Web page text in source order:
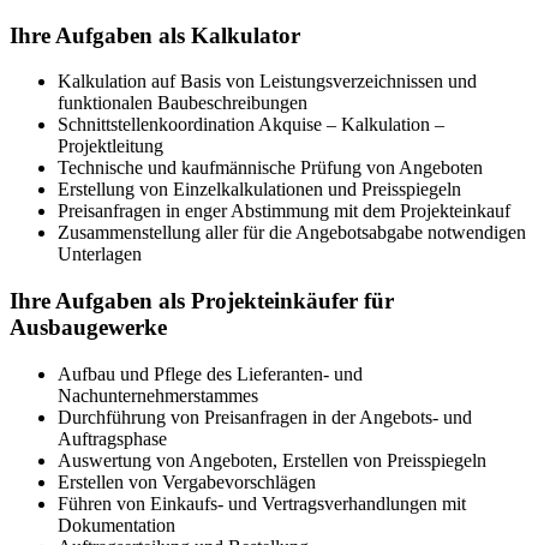
Ihre Aufgaben als Kalkulator
Kalkulation auf Basis von Leistungsverzeichnissen und
funktionalen Baubeschreibungen
Schnittstellenkoordination Akquise – Kalkulation –
Projektleitung
Technische und kaufmännische Prüfung von Angeboten
Erstellung von Einzelkalkulationen und Preisspiegeln
Preisanfragen in enger Abstimmung mit dem Projekteinkauf
Zusammenstellung aller für die Angebotsabgabe notwendigen
Unterlagen
Ihre Aufgaben als Projekteinkäufer für
Ausbaugewerke
Aufbau und Pflege des Lieferanten- und
Nachunternehmerstammes
Durchführung von Preisanfragen in der Angebots- und
Auftragsphase
Auswertung von Angeboten, Erstellen von Preisspiegeln
Erstellen von Vergabevorschlägen
Führen von Einkaufs- und Vertragsverhandlungen mit
Dokumentation